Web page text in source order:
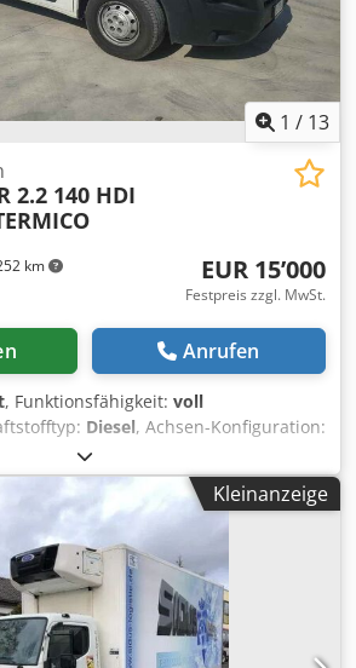
1 / 13
km
2.2 140 HDI
EUR 15’000
Festpreis zzgl. MwSt.
Anrufen
, Funktionsfähigkeit: voll
Diesel, Achsen-Konfiguration:
, Getriebetyp:
5’998 mm, Gesamtbreite:2’050 mm,
BOXER 2.2 BlueHDi 140,
mit Kühlaggregat und ATP-
2027 – Kilometerstand: 206956 –
– Leistung: 103 kW – PS: 140 –
– Ausführung: Straßenfahrzeug –
– Innenhöhe: 1800 mm –
– ABS – Klimaanlage – Elektrische
Kleinanzeige